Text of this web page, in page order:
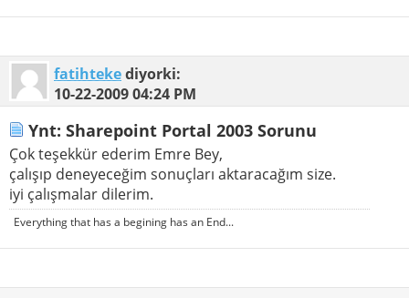
fatihtekediyorki:
10-22-200904:24 PM
Ynt: Sharepoint Portal 2003 Sorunu
Çok teşekkür ederim Emre Bey,
çalışıp deneyeceğim sonuçları aktaracağım size.
iyi çalışmalar dilerim.
Everything that has a begining has an End...